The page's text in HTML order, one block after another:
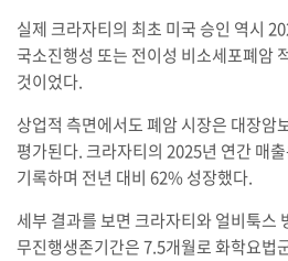
실제 크라자티의 최초 미국 승인 역시
국소진행성 또는 전이성 비소세포폐암
것이었다.
상업적 측면에서도 폐암 시장은 대장암
평가된다. 크라자티의 2025년 연간 매
기록하며 전년 대비 62% 성장했다.
세부 결과를 보면 크라자티와 얼비툭스
무진행생존기간은 7.5개월로 화학요법